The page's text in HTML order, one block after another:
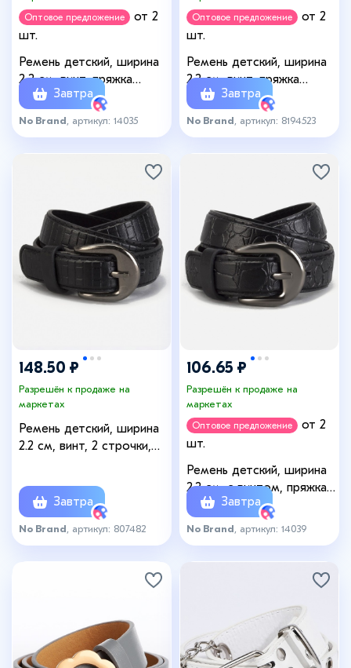
Оптовое предложение
от 2
шт.
Ремень детский, ширина
2,2 см, винт, пряжка
металл, цвет чёрный
Завтра
No Brand , артикул: 14035
Оптовое предложение
от 2
шт.
Ремень детский, ширина
2.2 см, винт, пряжка
металл, чёрный
Завтра
No Brand , артикул: 8194523
148.50 ₽
Разрешён к продаже на
маркетах
Ремень детский, ширина
2.2 см, винт, 2 строчки,
Завтра
No Brand , артикул: 807482
106.65 ₽
Разрешён к продаже на
маркетах
Оптовое предложение
от 2
шт.
Ремень детский, ширина
2.2 см, с винтом, пряжка
металл, чёрный
Завтра
No Brand , артикул: 14039